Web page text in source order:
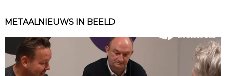
METAALNIEUWS IN BEELD